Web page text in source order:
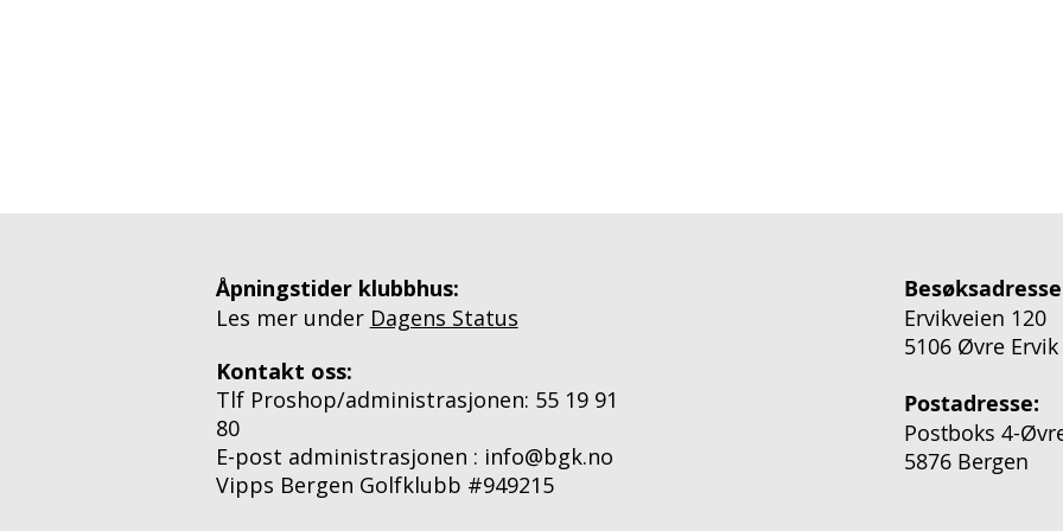
Åpningstider klubbhus:
Les mer under Dagens Status
Kontakt oss:
Tlf Proshop/administrasjonen: 55 19 91
80
E-post administrasjonen : info@bgk.no
Vipps Bergen Golfklubb #949215
Ervikveien 120
5106 Øvre Ervik
Postadresse:
Postboks 4-
5876 Bergen